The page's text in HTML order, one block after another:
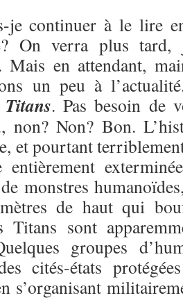
je continuer à le lire
On verra plus
Mais en attendant,
un peu à
Titans. Pas besoin de
non? Non? Bon.
et pourtant
entièrement
monstres
de haut qui
Titans sont
groupes
cités-états
s’organisant